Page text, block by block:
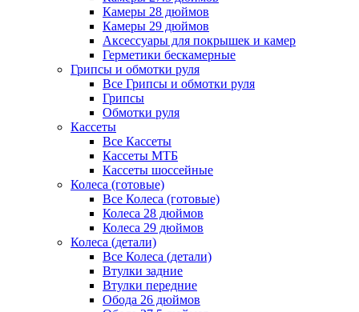
Камеры 28 дюймов
Камеры 29 дюймов
Аксессуары для покрышек и камер
Герметики бескамерные
Грипсы и обмотки руля
Все Грипсы и обмотки руля
Грипсы
Обмотки руля
Кассеты
Все Кассеты
Кассеты МТБ
Кассеты шоссейные
Колеса (готовые)
Все Колеса (готовые)
Колеса 28 дюймов
Колеса 29 дюймов
Колеса (детали)
Все Колеса (детали)
Втулки задние
Втулки передние
Обода 26 дюймов